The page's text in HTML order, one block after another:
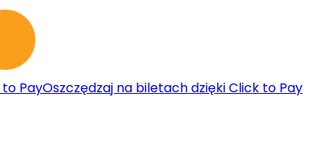
PayOszczędzaj na biletach dzięki Click to Pay